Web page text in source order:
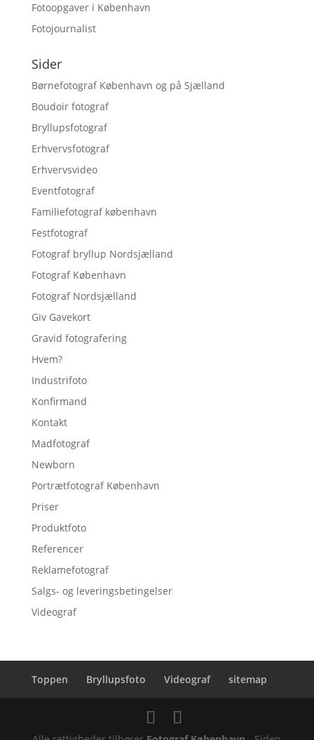
Fotoopgaver i København
Fotojournalist
Sider
Børnefotograf København og på Sjælland
Boudoir fotograf
Bryllupsfotograf
Erhvervsfotograf
Erhvervsvideo
Eventfotograf
Familiefotograf københavn
Festfotograf
Fotograf bryllup Nordsjælland
Fotograf København
Fotograf Nordsjælland
Giv Gavekort
Gravid fotografering
Hvem?
Industrifoto
Konfirmand
Kontakt
Madfotograf
Newborn
Portrætfotograf København
Priser
Produktfoto
Referencer
Reklamefotograf
Salgs- og leveringsbetingelser
Videograf
Toppen Bryllupsfoto Videograf sitemap